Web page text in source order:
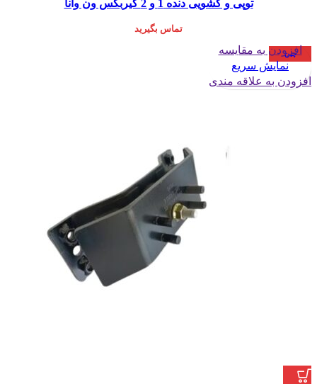
توپی و کشويی دنده 1 و 2 گيربکس ون وانا
تماس بگیرید
چین
افزودن به مقایسه
نمایش سریع
افزودن به علاقه مندی